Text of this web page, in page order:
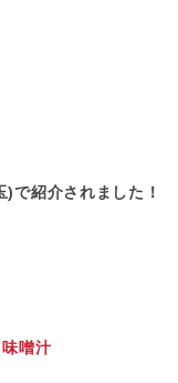
で紹介されました！
噌汁